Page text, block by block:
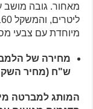
מיוחדת עם צבעי
ש"ח (מחיר השקה –
המותג למברטה